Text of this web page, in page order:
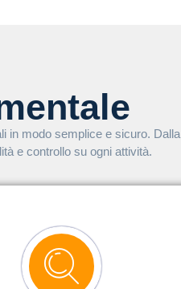
in modo semplice e sicuro. Dalla
e controllo su ogni attività.